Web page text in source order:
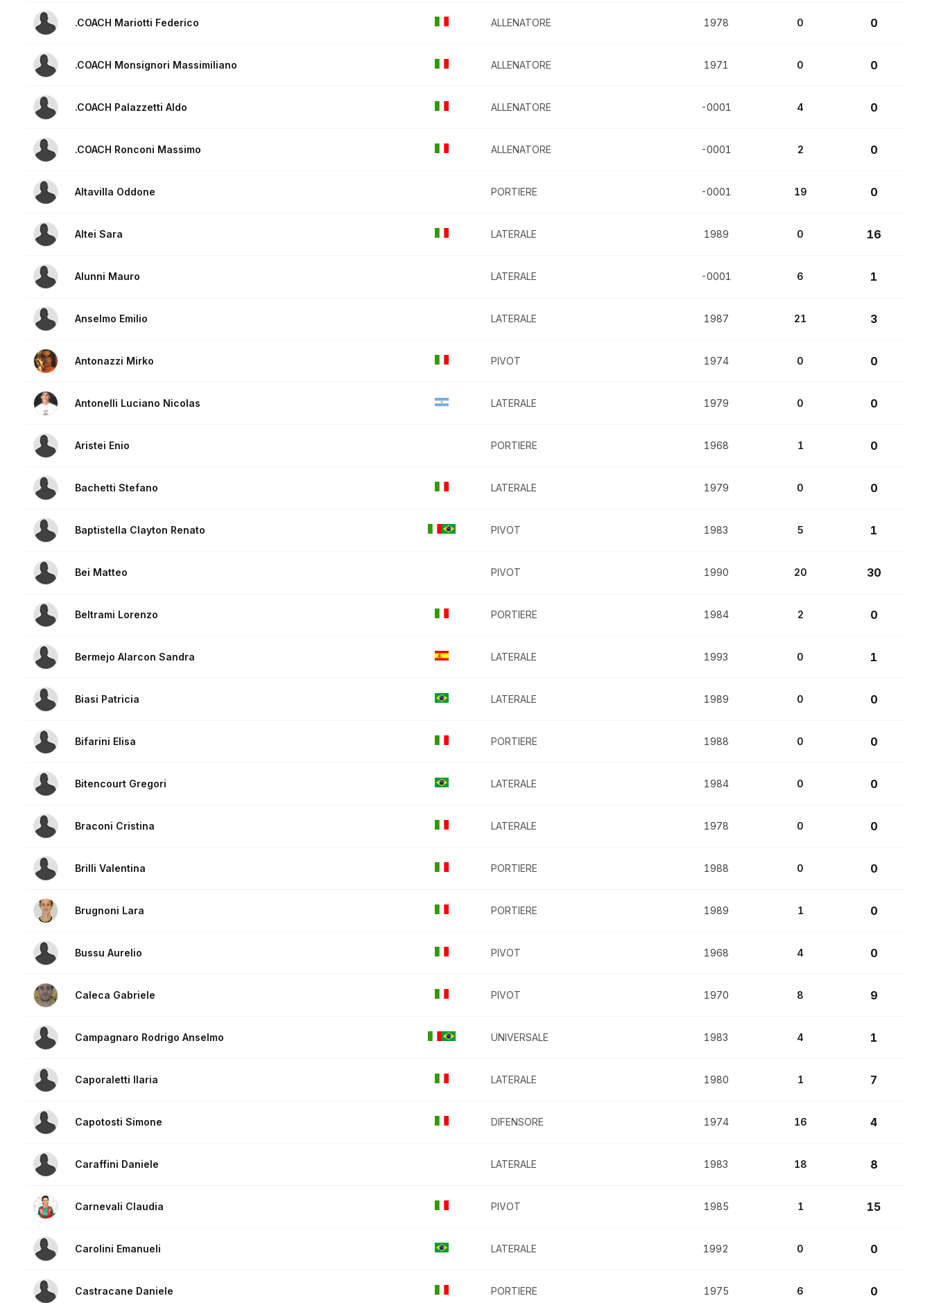
.COACH Mariotti Federico ALLENATORE 1978 0 0
.COACH Monsignori Massimiliano ALLENATORE 1971 0 0
.COACH Palazzetti Aldo ALLENATORE -0001 4 0
.COACH Ronconi Massimo ALLENATORE -0001 2 0
Altavilla Oddone PORTIERE -0001 19 0
Altei Sara LATERALE 1989 0 16
Alunni Mauro LATERALE -0001 6 1
Anselmo Emilio LATERALE 1987 21 3
Antonazzi Mirko PIVOT 1974 0 0
Antonelli Luciano Nicolas LATERALE 1979 0 0
Aristei Enio PORTIERE 1968 1 0
Bachetti Stefano LATERALE 1979 0 0
Baptistella Clayton Renato PIVOT 1983 5 1
Bei Matteo PIVOT 1990 20 30
Beltrami Lorenzo PORTIERE 1984 2 0
Bermejo Alarcon Sandra LATERALE 1993 0 1
Biasi Patricia LATERALE 1989 0 0
Bifarini Elisa PORTIERE 1988 0 0
Bitencourt Gregori LATERALE 1984 0 0
Braconi Cristina LATERALE 1978 0 0
Brilli Valentina PORTIERE 1988 0 0
Brugnoni Lara PORTIERE 1989 1 0
Bussu Aurelio PIVOT 1968 4 0
Caleca Gabriele PIVOT 1970 8 9
Campagnaro Rodrigo Anselmo UNIVERSALE 1983 4 1
Caporaletti Ilaria LATERALE 1980 1 7
Capotosti Simone DIFENSORE 1974 16 4
Caraffini Daniele LATERALE 1983 18 8
Carnevali Claudia PIVOT 1985 1 15
Carolini Emanueli LATERALE 1992 0 0
Castracane Daniele PORTIERE 1975 6 0